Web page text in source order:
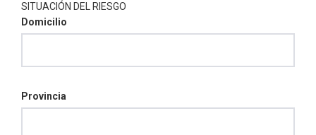
SITUACIÓN DEL RIESGO
Domicilio
Provincia